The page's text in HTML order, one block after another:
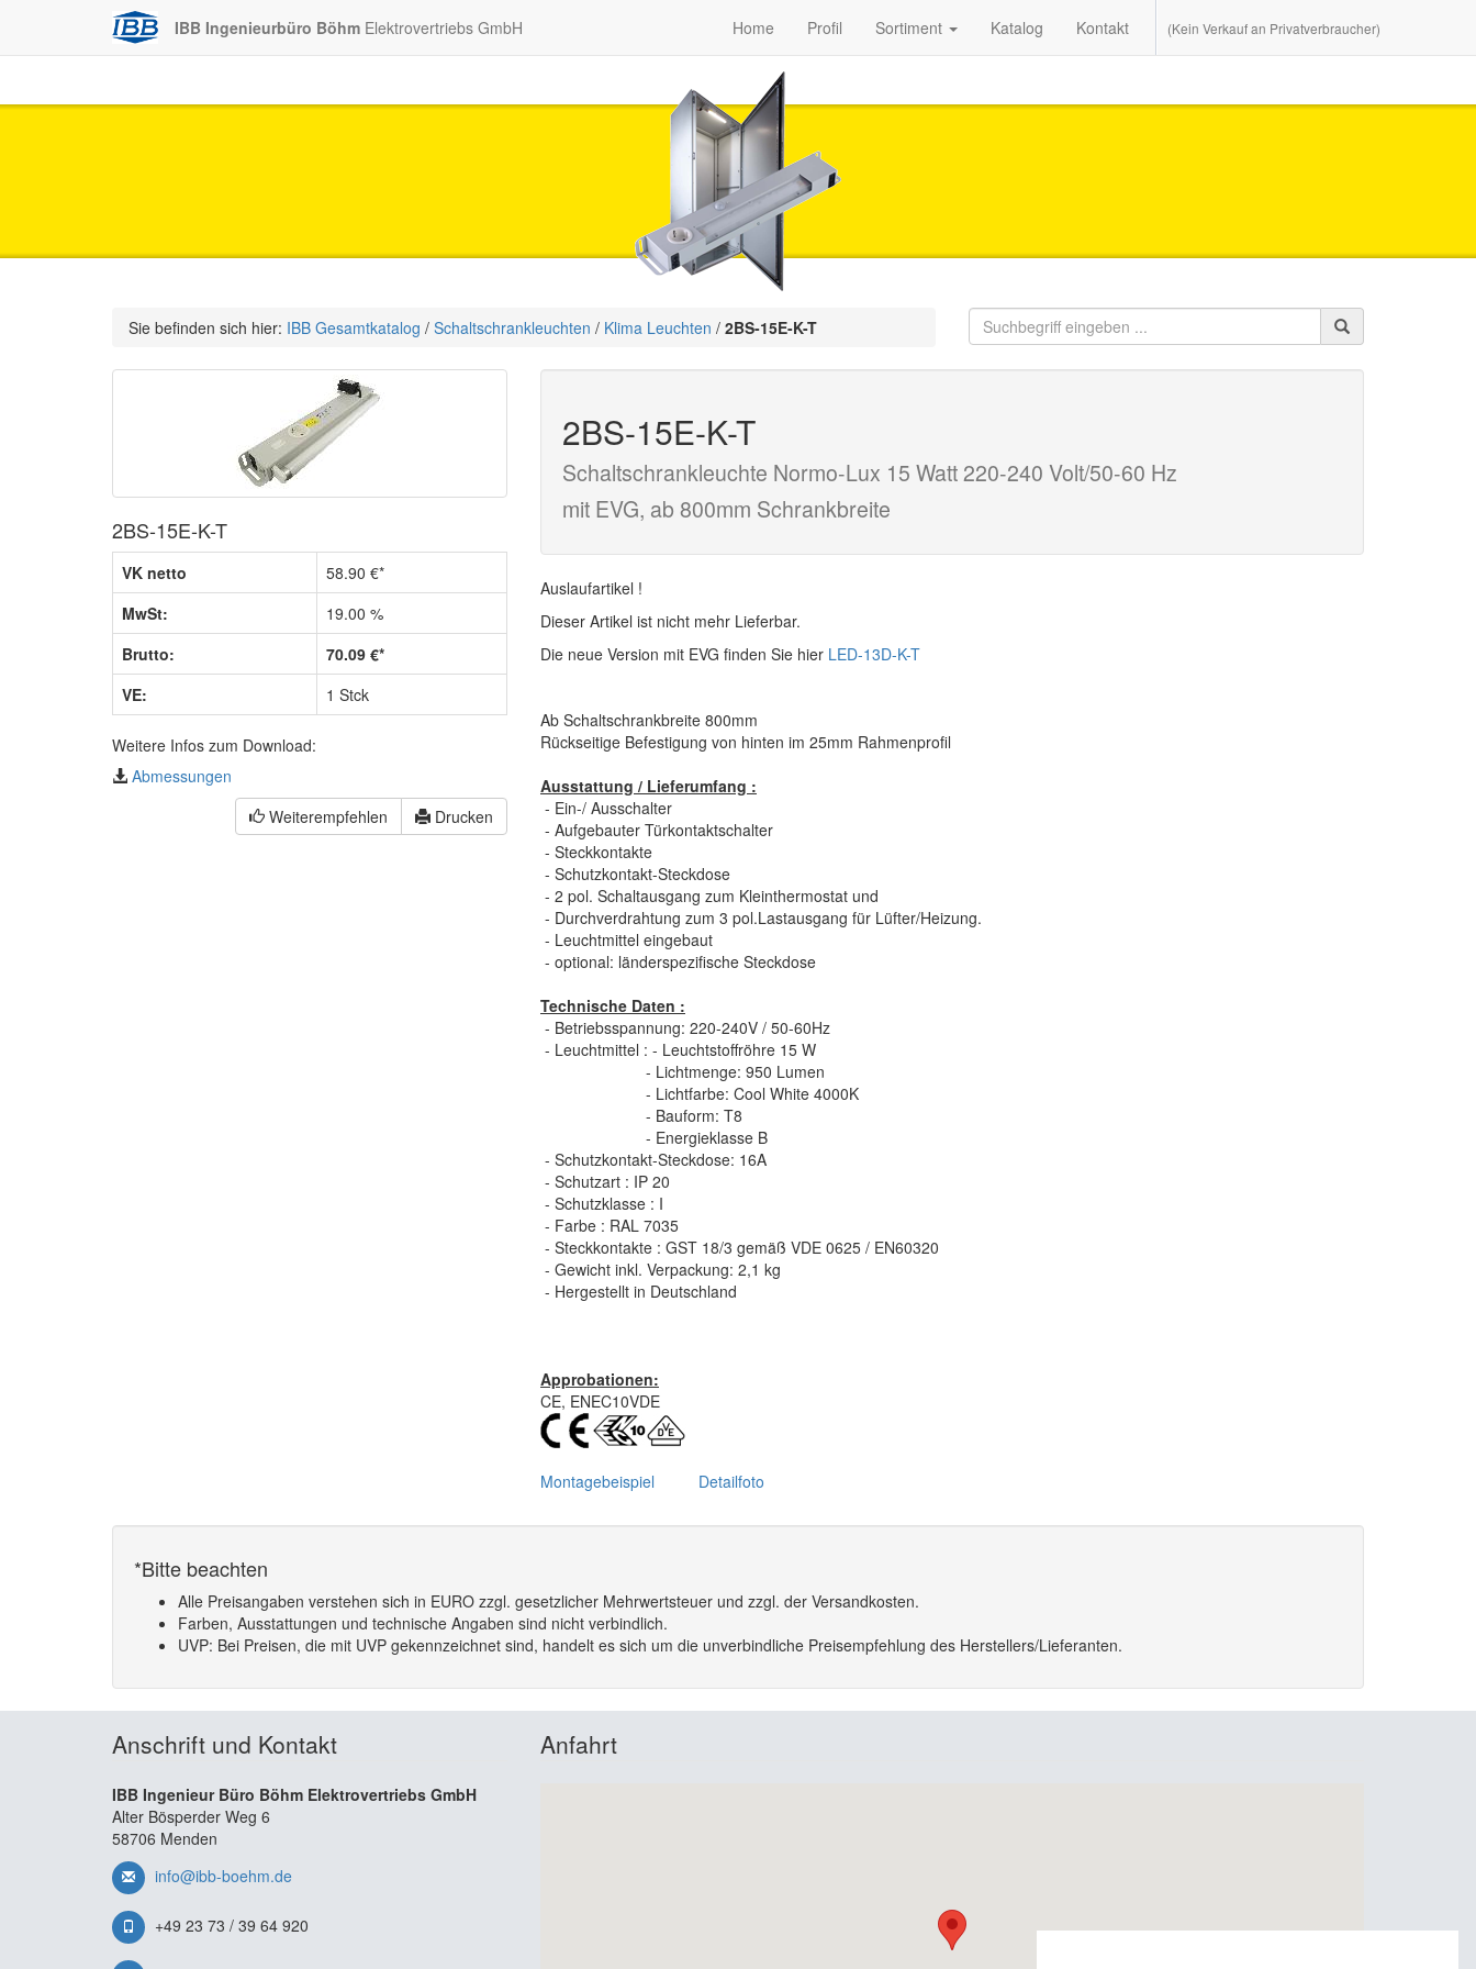
IBB Ingenieurbüro Böhm Elektrovertriebs GmbH Home Profil Sortiment Katalog Kontakt (Kein Verkauf an Privatverbraucher)
Sie befinden sich hier: IBB Gesamtkatalog / Schaltschrank­leuchten / Klima Leuchten / 2BS-15E-K-T
2BS-15E-K-T
VK netto
58.90 €*
MwSt:
19.00 %
Brutto:
70.09 €*
VE:
1 Stck
Weitere Infos zum Download:
Abmessungen
Weiterempfehlen
Drucken
2BS-15E-K-T
Schaltschrankleuchte Normo-Lux 15 Watt 220-240 Volt/50-60 Hz
mit EVG, ab 800mm Schrankbreite
Auslaufartikel !
Dieser Artikel ist nicht mehr Lieferbar.
Die neue Version mit EVG finden Sie hier LED-13D-K-T
Ab Schaltschrankbreite 800mm
Rückseitige Befestigung von hinten im 25mm Rahmenprofil
Ausstattung / Lieferumfang :
- Ein-/ Ausschalter
- Aufgebauter Türkontaktschalter
- Steckkontakte
- Schutzkontakt-Steckdose
- 2 pol. Schaltausgang zum Kleinthermostat und
- Durchverdrahtung zum 3 pol.Lastausgang für Lüfter/Heizung.
- Leuchtmittel eingebaut
- optional: länderspezifische Steckdose
Technische Daten :
- Betriebsspannung: 220-240V / 50-60Hz
- Leuchtmittel : - Leuchtstoffröhre 15 W
- Lichtmenge: 950 Lumen
- Lichtfarbe: Cool White 4000K
- Bauform: T8
- Energieklasse B
- Schutzkontakt-Steckdose: 16A
- Schutzart : IP 20
- Schutzklasse : I
- Farbe : RAL 7035
- Steckkontakte : GST 18/3 gemäß VDE 0625 / EN60320
- Gewicht inkl. Verpackung: 2,1 kg
- Hergestellt in Deutschland
Approbationen:
CE, ENEC10VDE
Montagebeispiel Detailfoto
*Bitte beachten
Alle Preisangaben verstehen sich in EURO zzgl. gesetzlicher Mehrwertsteuer und zzgl. der Versandkosten.
Farben, Ausstattungen und technische Angaben sind nicht verbindlich.
UVP: Bei Preisen, die mit UVP gekennzeichnet sind, handelt es sich um die unverbindliche Preisempfehlung des Herstellers/Lieferanten.
Anschrift und Kontakt
IBB Ingenieur Büro Böhm Elektrovertriebs GmbH
Alter Bösperder Weg 6
58706 Menden
info@ibb-boehm.de
+49 23 73 / 39 64 920
Anfahrt